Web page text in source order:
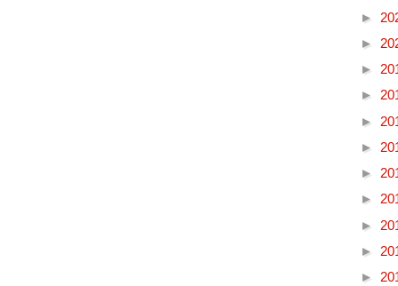
►
►
►
►
►
►
►
►
►
►
►